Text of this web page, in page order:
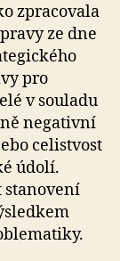
zpracovala
ze dne
pro
v souladu
negativní
celistvost
údolí.
stanovení